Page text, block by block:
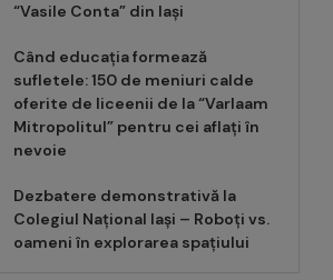
“Vasile Conta” din Iași
Când educația formează
sufletele: 150 de meniuri calde
oferite de liceenii de la “Varlaam
Mitropolitul” pentru cei aflați în
nevoie
Dezbatere demonstrativă la
Colegiul Național Iași – Roboți vs.
oameni în explorarea spațiului